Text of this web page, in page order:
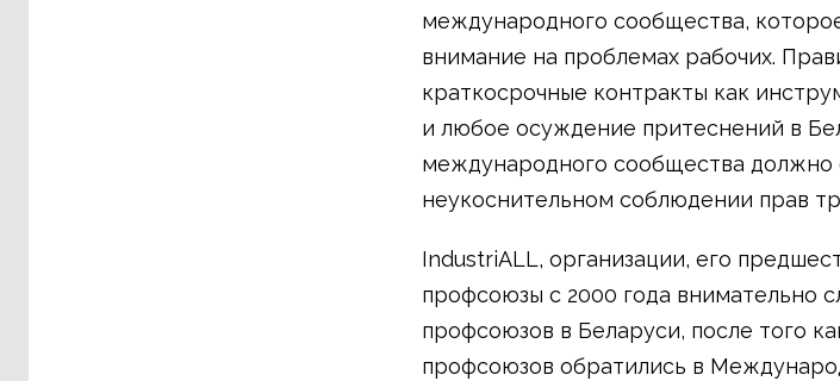
международного сообщества,
внимание на проблемах рабочих.
краткосрочные контракты как
и любое осуждение притеснений в
международного сообщества должно
неукоснительном соблюдении прав
IndustriALL, организации, его
профсоюзы с 2000 года внимательно
профсоюзов в Беларуси, после того
профсоюзов обратились в